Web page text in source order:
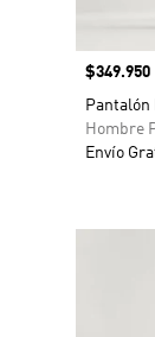
Precio
$349.950
Pantalón
Hombre
Envío